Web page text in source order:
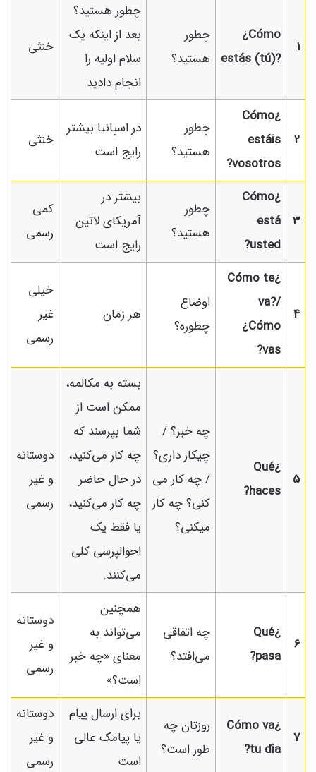
1
¿Cómo
estás (tú)?
چطور
هستید؟
چطور هستید؟
بعد از اینکه یک
سلام اولیه را
انجام دادید
خنثی
2
¿Cómo
estáis
vosotros?
چطور
هستید؟
در اسپانیا بیشتر
رایج است
خنثی
3
¿Cómo
está
usted?
چطور
هستید؟
بیشتر در
آمریکای لاتین
رایج است
کمی
رسمی
4
¿Cómo te
va?/
¿Cómo
vas?
اوضاع
چطوره؟
هر زمان
خیلی
غیر
رسمی
5
¿Qué
haces?
چه خبر؟ /
چیکار داری؟
/ چه کار می
کنی؟ چه کار
میکنی؟
بسته به مکالمه،
ممکن است از
شما بپرسند که
چه کار می‌کنید،
در حال حاضر
چه کار می‌کنید،
یا فقط یک
احوالپرسی کلی
می‌کنند.
دوستانه
و غیر
رسمی
6
¿Qué
pasa?
چه اتفاقی
می‌افتد؟
همچنین
می‌تواند به
معنای «چه خبر
است؟»
دوستانه
و غیر
رسمی
7
¿Cómo va
tu día?
روزتان چه
طور است؟
برای ارسال پیام
یا پیامک عالی
است
دوستانه
و غیر
رسمی